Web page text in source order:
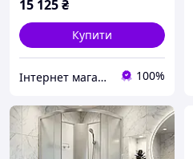
15 125₴
Купити
Інтернет магазин дверей та сантехніки KIRI 100%